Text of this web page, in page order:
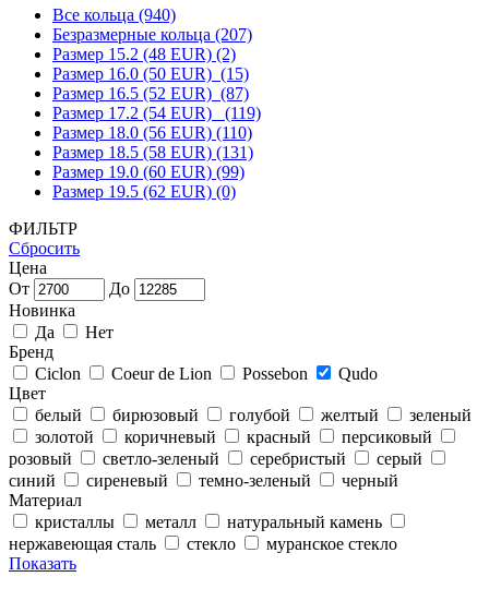
Все кольца (940)
Безразмерные кольца (207)
Размер 15.2 (48 EUR) (2)
Размер 16.0 (50 EUR) (15)
Размер 16.5 (52 EUR) (87)
Размер 17.2 (54 EUR) (119)
Размер 18.0 (56 EUR) (110)
Размер 18.5 (58 EUR) (131)
Размер 19.0 (60 EUR) (99)
Размер 19.5 (62 EUR) (0)
ФИЛЬТР
Сбросить
Цена
От
До
Новинка
Да
Нет
Бренд
Ciclon
Coeur de Lion Possebon
Qudo
Цвет
белый
бирюзовый голубой желтый
зеленый
золотой
коричневый красный
персиковый
розовый
светло-зеленый серебристый
серый
синий
сиреневый темно-зеленый
черный
Материал
кристаллы
металл
натуральный камень
нержавеющая сталь
стекло
муранское стекло
Показать